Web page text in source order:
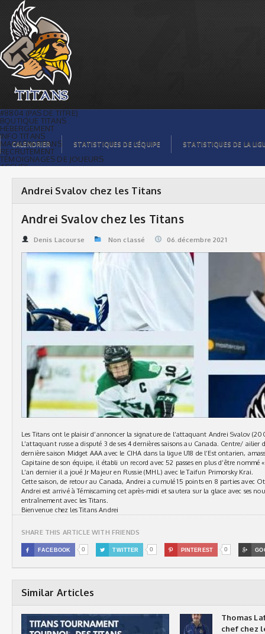
Andrei Svalov chez les Titans | Titans
de témiscaming
#8804 (PAS DE TITRE)
BOUTIQUE TITANS
HÉBERGEMENT
INFO TITANS
MAGASIN TITANS
RECRUTEMENT
TÉMOIGNAGES DE JOUEURS
ACCUEIL
GALERIE PHOTOS
STATISTIQUES
ORGANISATION
CALENDRIER
COMMANDITAIRES
STATISTIQUES DE LA LIGUE
CALENDRIER STATISTIQUES DE L’ÉQUIPE STATISTIQUES DE LA
Andrei Svalov chez les Titans
Andrei Svalov chez les Titans
Denis Lacourse Non classé 06.décembre 2021
Les Titans ont le plaisir d’annoncer la signature de l’attaquant Andrei Svalov
L’attaquant russe a disputé 3 de ses 4 dernières saisons au Canada. Centre/
dernière saison Midget AAA avec le CIHA dans la ligue U18 de l’Est ontarien,
Capitaine de son équipe, il établi un record avec 52 passes en plus d’être nommé
L’an dernier il a joué Jr Majeur en Russie (MHL) avec le Taifun Primorsky Krai.
Cette saison, de retour au Canada, Andrei a cumulé 15 points en 8 parties avec
Andrei est arrivé à Témiscaming cet après-midi et sautera sur la glace avec ses
entraînement avec les Titans.
Bienvenue chez les Titans Andrei
SHARE THIS ARTICLE WITH FRIENDS
 FACEBOOK 0  TWITTER 0  PINTEREST 0 
Similar Articles
Thomas
chef chez